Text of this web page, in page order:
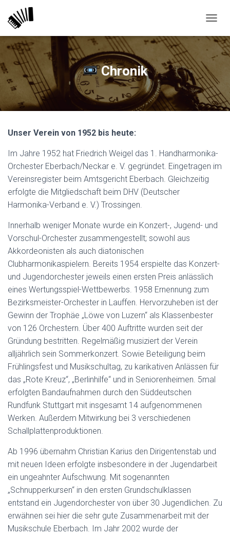
A
A
T
I
O
C
H
Chronik
Unser Verein von 1952 bis heute:
Im Jahre 1952 hat Friedrich Weigel das 1. Handharmonika-
Orchester Eberbach/Neckar e. V. gegründet. Eingetragen im
Vereinsregister beim Amtsgericht Eberbach. Gleichzeitig
erfolgte die Mitgliedschaft beim DHV (Deutscher
Harmonika-Verband e. V.) Trossingen.
Innerhalb weniger Monate wurde ein Konzert-, Jugend- und
Vorschul-Orchester zusammengestellt; sowohl aus
Akkordeonisten als auch diatonischen
Clubharmonikaspielern. Bereits 1954 erspielte das Konzert-
und Jugendorchester jeweils einen ersten Preis anlässlich
eines Wertungsspiel-Wettbewerbs. 1958 Ernennung zum
Bezirksmeister-Orchester in Lauffen. Hervorzuheben ist der
Gewinn der Trophäe „Löwe von Luzern“ als Klassenbester
von 126 Orchestern. Über 400 Auftritte wurden seit der
Gründung bestritten. Regelmäßig musiziert der Verein
alljährlich sein Sommerkonzert. Sowie Beteiligung beim
Frühlingsfest und Musikschultag, zu karikativen Anlässen für
das „Rote Kreuz“, „Berlinhilfe“ und in Seniorenheimen. 5mal
erfolgten Bandaufnahmen durch den Süddeutschen
Rundfunk Stuttgart mit insgesamt 14 aufgenommenen
Werken. Außerdem Mitwirkung bei 3 verschiedenen
Schallplattenproduktionen.
Ab 1996 übernahm Christian Karius den Dirigentenstab und
mit neuen Ideen erfolgte insbesondere in der Jugendarbeit
ein ungeahnter Aufschwung. Mit sogenannten
„Schnupperkursen“ in den ersten Grundschulklassen
entstand ein Jugendorchester von über 30 Jugendlichen. Zu
erwähnen sei hier die sehr gute Zusammenarbeit mit der
Musikschule Eberbach. Im Jahr 2002 wurde der